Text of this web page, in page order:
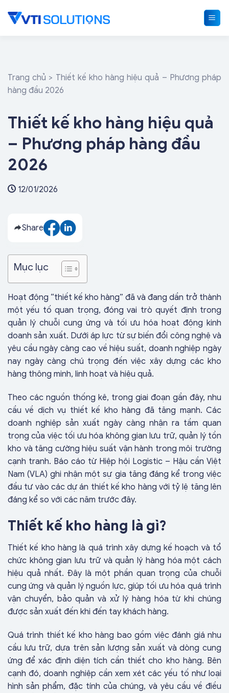
Trang chủ > Thiết kế kho hàng hiệu quả – Phương pháp
hàng đầu 2026
Thiết kế kho hàng hiệu quả
– Phương pháp hàng đầu
2026
12/01/2026
Share
Mục lục
Hoạt động “thiết kế kho hàng” đã và đang dần trở thành
một yếu tố quan trọng, đóng vai trò quyết định trong
quản lý chuỗi cung ứng và tối ưu hóa hoạt động kinh
doanh sản xuất. Dưới áp lực từ sự biến đổi công nghệ và
yêu cầu ngày càng cao về hiệu suất, doanh nghiệp ngày
nay ngày càng chú trọng đến việc xây dựng các kho
hàng thông minh, linh hoạt và hiệu quả.
Theo các nguồn thống kê, trong giai đoạn gần đây, nhu
cầu về dịch vụ thiết kế kho hàng đã tăng mạnh. Các
doanh nghiệp sản xuất ngày càng nhận ra tầm quan
trọng của việc tối ưu hóa không gian lưu trữ, quản lý tồn
kho và tăng cường hiệu suất vận hành trong môi trường
cạnh tranh. Báo cáo từ Hiệp hội Logistic – Hậu cần Việt
Nam (VLA) ghi nhận một sự gia tăng đáng kể trong việc
đầu tư vào các dự án thiết kế kho hàng với tỷ lệ tăng lên
đáng kể so với các năm trước đây.
Thiết kế kho hàng là gì?
Thiết kế kho hàng là quá trình xây dựng kế hoạch và tổ
chức không gian lưu trữ và quản lý hàng hóa một cách
hiệu quả nhất. Đây là một phần quan trọng của chuỗi
cung ứng và quản lý nguồn lực, giúp tối ưu hóa quá trình
vận chuyển, bảo quản và xử lý hàng hóa từ khi chúng
được sản xuất đến khi đến tay khách hàng.
Quá trình thiết kế kho hàng bao gồm việc đánh giá nhu
cầu lưu trữ, dựa trên sản lượng sản xuất và dòng cung
ứng để xác định diện tích cần thiết cho kho hàng. Bên
cạnh đó, doanh nghiệp cần xem xét các yếu tố như loại
hình sản phẩm, đặc tính của chúng, và yêu cầu về điều